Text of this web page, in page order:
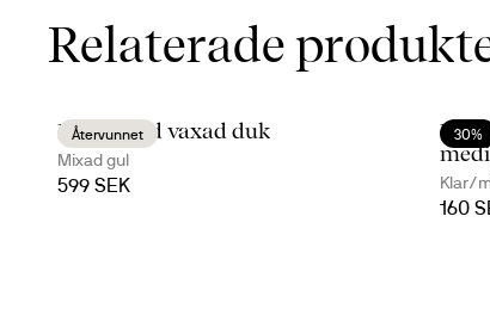
Relaterade
Återvunnet
Eden rund vaxad duk
Mixad gul
599 SEK
30%
Klar/
160